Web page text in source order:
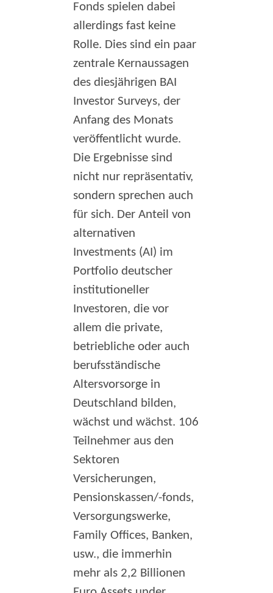
Fonds spielen dabei
allerdings fast keine
Rolle. Dies sind ein paar
zentrale Kernaussagen
des diesjährigen BAI
Investor Surveys, der
Anfang des Monats
veröffentlicht wurde.
Die Ergebnisse sind
nicht nur repräsentativ,
sondern sprechen auch
für sich. Der Anteil von
alternativen
Investments (AI) im
Portfolio deutscher
institutioneller
Investoren, die vor
allem die private,
betriebliche oder auch
berufsständische
Altersvorsorge in
Deutschland bilden,
wächst und wächst. 106
Teilnehmer aus den
Sektoren
Versicherungen,
Pensionskassen/-fonds,
Versorgungswerke,
Family Offices, Banken,
usw., die immerhin
mehr als 2,2 Billionen